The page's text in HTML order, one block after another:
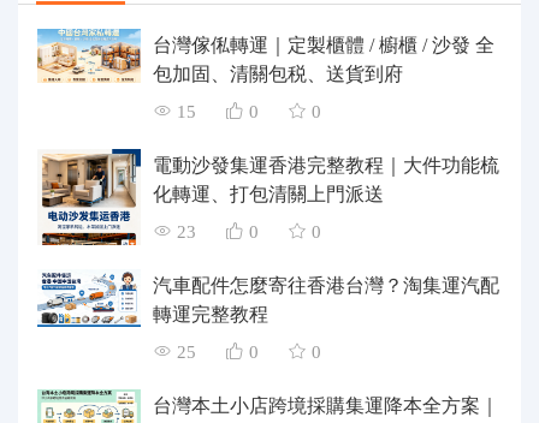
台灣傢俬轉運｜定製櫃體 / 櫥櫃 / 沙發 全
包加固、清關包税、送貨到府
15 0 0
電動沙發集運香港完整教程｜大件功能梳
化轉運、打包清關上門派送
23 0 0
汽車配件怎麼寄往香港台灣？淘集運汽配
轉運完整教程
25 0 0
台灣本土小店跨境採購集運降本全方案｜